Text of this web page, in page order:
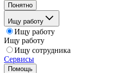
Понятно
Ищу работу
Ищу работу
Ищу работу
Ищу сотрудника
Сервисы
Помощь